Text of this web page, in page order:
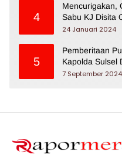
4
Mencurigakan,
Sabu KJ Disita
24 Januari 2024
5
Pemberitaan
Kapolda Sulsel
7 September 2024